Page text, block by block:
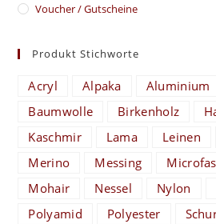
Voucher / Gutscheine
Produkt Stichworte
Acryl Alpaka Aluminium
Baumwolle
Birkenholz
Kaschmir
Lama Leinen
Merino
Messing
Mohair
Nessel Nylon
Polyamid
Polyester